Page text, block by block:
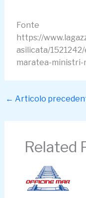
Fonte
https://
asilicata/
maratea-ministri-
← Articolo
Related